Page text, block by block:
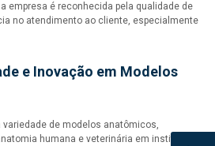
empresa é reconhecida pela qualidade de
no atendimento ao cliente, especialmente
e Inovação em Modelos
de modelos anatômicos,
humana e veterinária em instituições